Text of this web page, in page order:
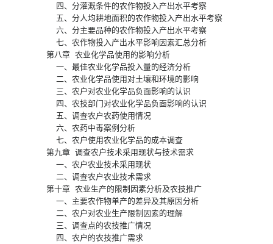
    四、分灌溉条件的农作物投入产出水平考察
    五、分人均耕地面积的农作物投入产出水平考察
    六、分主要品种的农作物投入产出水平考察
    七、农作物投入产出水平影响因素汇总分析
  第八章 农业化学品使用的影响分析
    一、最佳农业化学品投入量的经济分析
    二、农业化学品使用对土壤和环境的影响
    三、农户对农业化学品负面影响的认识
    四、农技部门对农业化学品负面影响的认识
    五、调查农户农药使用情况
    六、农药中毒案例分析
    七、农户使用农业化学品的成本调查
  第九章 调查农户技术采用现状与技术需求
    一、农户农业技术采用现状
    二、调查农户农业技术需求
  第十章 农业生产的限制因素分析及农技推广
    一、主要农作物单产的差异及其原因分析
    二、农户对农业生产限制因素的理解
    三、调查点的农技推广情况
    四、农户的农技推广需求